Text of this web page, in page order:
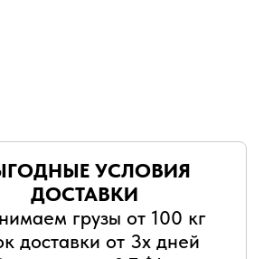
УСЛОВИЯ
ДОСТАВКИ
грузы от 100 кг
доставки от 3х дней